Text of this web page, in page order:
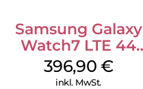
Samsung Galaxy
Watch7 LTE 44
mm Green
396,90 €
inkl. MwSt.